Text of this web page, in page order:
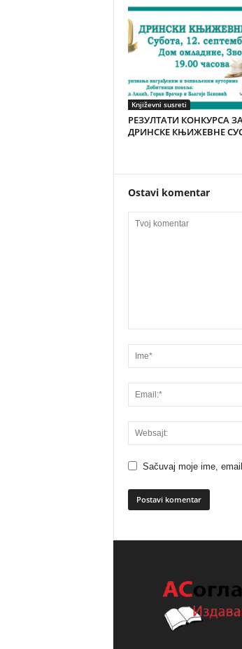
Književni susreti
РЕЗУЛТАТИ КОНКУРСА
ДРИНСКЕ КЊИЖЕВНЕ
Ostavi komentar
Sačuvaj moje ime,